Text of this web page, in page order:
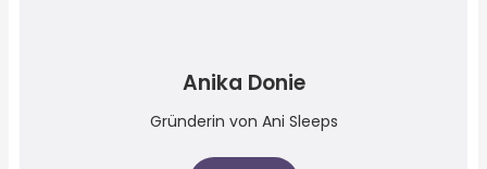
Anika Donie
Gründerin von Ani Sleeps